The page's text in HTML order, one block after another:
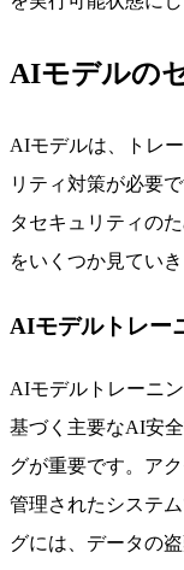
AIモデルの
AIモデルは、トレ
リティ対策が必要
タセキュリティの
をいくつか見ていき
AIモデルトレー
AIモデルトレーニ
基づく主要なAI安
グが重要です。ア
管理されたシステ
グには、データの